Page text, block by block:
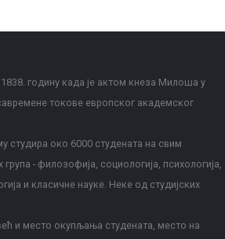
годину када је актом кнеза Милоша у
токове европског академског
студира око 6000 студената на свим
- филозофија, социологија, психологија,
и класичне науке. Неке од студијских
и место окупљања студената, место на